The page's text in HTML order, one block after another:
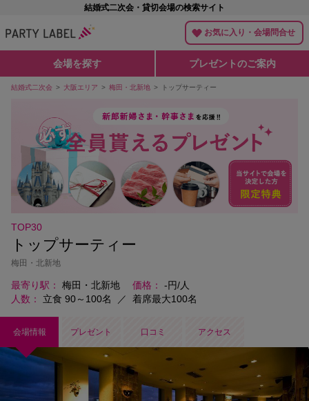
結婚式二次会・貸切会場の検索サイト
お気に入り・会場問合せ
会場を探す プレゼントのご案内
結婚式二次会 大阪エリア 梅田・北新地 トップサーティー
TOP30
トップサーティー
梅田・北新地
最寄り駅 梅田・北新地 価格
-円/人
人数
立食 90～100名 ／ 着席最大100名
会場情報 プレゼント 口コミ アクセス